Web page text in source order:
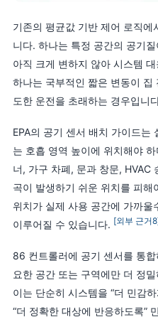
기존의 평균값 기반 제어 로직
니다. 하나는 특정 공간의 공기
아직 크게 변하지 않아 시스템
하나는 국부적인 짧은 변동이
도한 운전을 초래하는 경우입니
EPA의 공기 센서 배치 가이드는
는 호흡 영역 높이에 위치해야
너, 가구 차폐, 문과 창문, HVAC
곡이 발생하기 쉬운 위치를 피
위치가 실제 사용 공간에 가까울
이루어질 수 있습니다. [외부 근거
86 컨트롤러에 공기 센서를 통
요한 공간 또는 구역에만 더 정
이는 단순히 시스템을 “더 민감
“더 정확한 대상에 반응하도록”